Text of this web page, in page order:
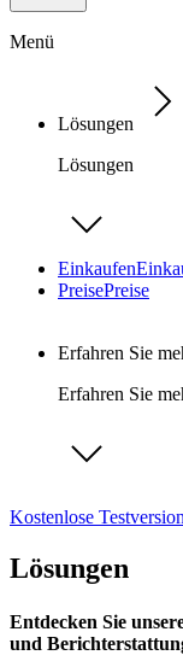
Menü
Lösungen
Lösungen
Einkaufen
PreisePreise
Erfahren Sie
Erfahren Sie
Kostenlose
Lösungen
Entdecken Sie
und